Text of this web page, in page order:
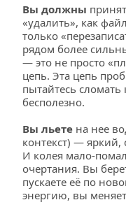
Вы должны
«удалить», как
только
рядом более
— это не просто
цепь. Эта цепь
пытайтесь
бесполезно.
Вы льете на нее
контекст) —
И колея мало-
очертания. Вы
пускаете её по
энергию, вы